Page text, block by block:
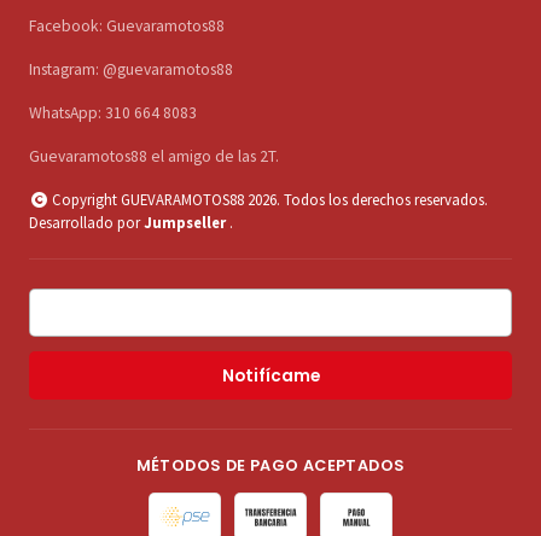
Facebook: Guevaramotos88
Instagram: @guevaramotos88
WhatsApp: 310 664 8083
Guevaramotos88 el amigo de las 2T.
Copyright GUEVARAMOTOS88 2026. Todos los derechos reservados.
Desarrollado porJumpseller .
Notifícame
MÉTODOS DE PAGO ACEPTADOS